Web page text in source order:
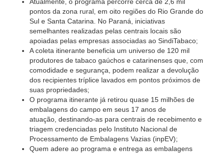
Atualmente, o programa percorre cerca de 2,6 mil
pontos da zona rural, em oito regiões do Rio Grande do
Sul e Santa Catarina. No Paraná, iniciativas
semelhantes realizadas pelas centrais locais são
apoiadas pelas empresas associadas ao SindiTabaco;
A coleta itinerante beneficia um universo de 120 mil
produtores de tabaco gaúchos e catarinenses que, com
comodidade e segurança, podem realizar a devolução
dos recipientes tríplice lavados em pontos próximos de
suas propriedades;
O programa itinerante já retirou quase 15 milhões de
embalagens do campo em seus 17 anos de
atuação, destinando-as para centrais de recebimento e
triagem credenciadas pelo Instituto Nacional de
Processamento de Embalagens Vazias (inpEV);
Quem adere ao programa e entrega as embalagens